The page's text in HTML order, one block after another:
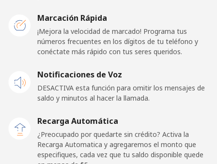
San Marino
Línea fija ⁦24.5¢⁩ 20 min por ⁦$5⁩ -
Sao Tome And Principe
country
⁦214.9¢⁩
Saudi Arabia
Marcación Rápida
¡Mejora la velocidad de marcado! Programa tus
números frecuentes en los dígitos de tu teléfono y
conéctate más rápido con tus seres queridos.
Notificaciones de Voz
DESACTIVA esta función para omitir los mensajes de
saldo y minutos al hacer la llamada.
Recarga Automática
¿Preocupado por quedarte sin crédito? Activa la
Recarga Automatica y agregaremos el monto que
especifiques, cada vez que tu saldo disponible quede